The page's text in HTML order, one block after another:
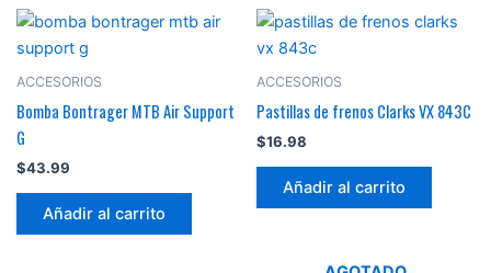
ACCESORIOS
Bomba Bontrager MTB Air Support
G
$43.99
Añadir al carrito
ACCESORIOS
Pastillas de frenos Clarks VX 843C
$16.98
Añadir al carrito